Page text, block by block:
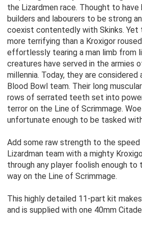
the Lizardmen race. Thought to
builders and labourers to be strong
coexist contentedly with Skinks. Yet
more terrifying than a Kroxigor
effortlessly tearing a man limb from
creatures have served in the armies
millennia. Today, they are
Blood Bowl team. Their long
rows of serrated teeth set into
terror on the Line of Scrimmage.
unfortunate enough to be tasked
Add some raw strength to the speed
Lizardman team with a mighty
through any player foolish enough to
way on the Line of Scrimmage.
This highly detailed 11-part kit
and is supplied with one 40mm